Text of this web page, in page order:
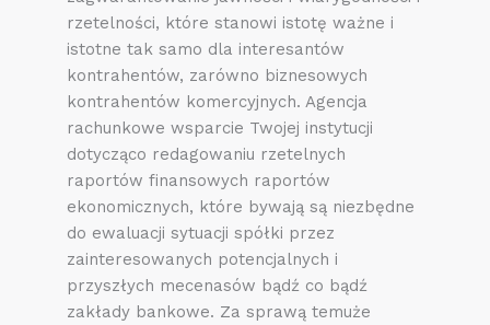
rzetelności, które stanowi istotę ważne i
istotne tak samo dla interesantów
kontrahentów, zarówno biznesowych
kontrahentów komercyjnych. Agencja
rachunkowe wsparcie Twojej instytucji
dotycząco redagowaniu rzetelnych
raportów finansowych raportów
ekonomicznych, które bywają są niezbędne
do ewaluacji sytuacji spółki przez
zainteresowanych potencjalnych i
przyszłych mecenasów bądź co bądź
zakłady bankowe. Za sprawą temuże